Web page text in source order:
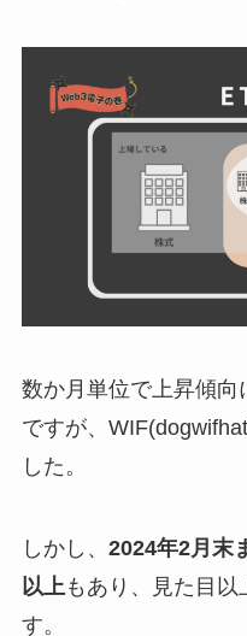
数か月単位で上昇傾向
ですが、
した。
しかし、 2024年2月末
以上 もあり、見た目以
す。